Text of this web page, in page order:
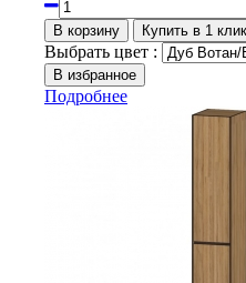
Выбрать цвет :
Подробнее